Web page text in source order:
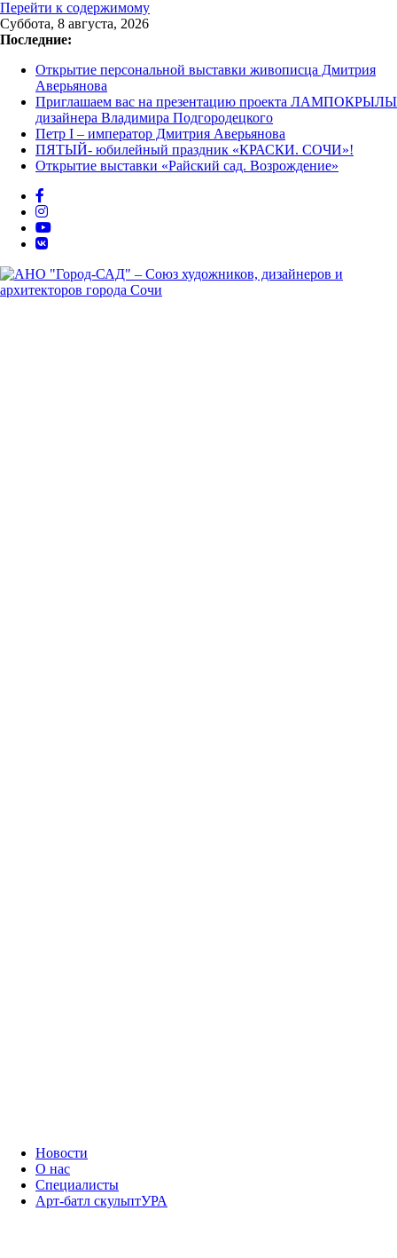
Перейти к содержимому
Суббота, 8 августа, 2026
Последние:
Открытие персональной выставки живописца Дмитрия
Аверьянова
Приглашаем вас на презентацию проекта ЛАМПОКРЫЛЫ
дизайнера Владимира Подгородецкого
Петр I – император Дмитрия Аверьянова
ПЯТЫЙ- юбилейный праздник «КРАСКИ. СОЧИ»!
Открытие выставки «Райский сад. Возрождение»
Новости
О нас
Специалисты
Арт-батл скульптУРА